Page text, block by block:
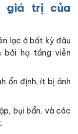
giá trị của
lạc ở bất kỳ đâu
bởi hạ tầng viễn
ổn định, ít bị ảnh
bụi bẩn, và các